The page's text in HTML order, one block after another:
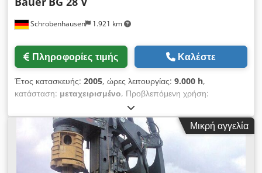
Schrobenhausen 1.921 km
Πληροφορίες τιμής Καλέστε
Έτος κατασκευής: 2005, ώρες λειτουργίας: 9.000 h,
κατάσταση: μεταχειρισμένο, Προβλεπόμενη χρήση:
Κατασκευές Dcjdsh Tyy Espfx Aqgjk Επικοινωνήστε με τον
Mohamad Fattah Ahmad για περισσότερες πληροφορίες.
BAUER BG 28 V Έτος κατασκευής 2004/5 Υπερκατασκευή BS
80 Υπόβαση UW 110 Κινητήρας CAT 354 kW Κινητήρας
τρυπανιού KDK 275 S Προετοιμάστηκε για την Kelly, SOB, FDP
&VDW Προετοιμασμένο για το σύστημα περιβλήματος Bauer
Μικρή αγγελία